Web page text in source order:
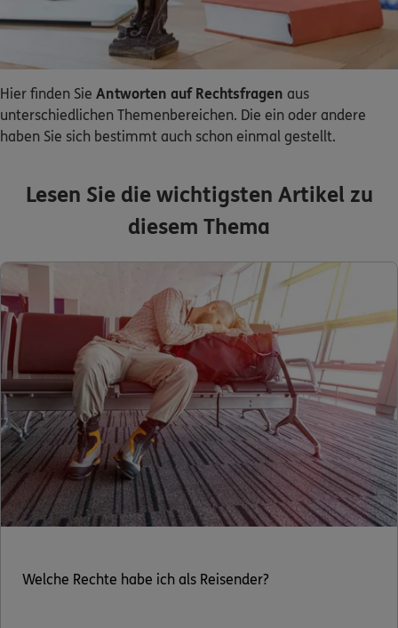
Dann lassen Sie sich helfen.
Sehen Sie auf einen Blick Ihre Versicherungen bei
ERGO, dem ERGO Rechtsschutz und der DKV.
Zum Kundenportal
Schaden- oder Leistungsfall melden
Bequem online oder telefonisch.
Kontakt
Meine Versicherungen
Sehen Sie auf einen Blick Ihre Versicherungen bei
Hier finden Sie Antworten auf Rechtsfragen aus
unterschiedlichen Themenbereichen. Die ein oder andere
haben Sie sich bestimmt auch schon einmal gestellt.
Lesen Sie die wichtigsten Artikel zu
diesem Thema
Welche Rechte habe ich als Reisender?